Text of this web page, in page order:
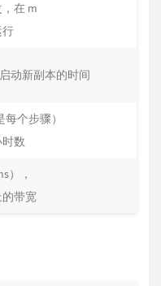
在 m
行
动新副本的时间
个步骤）
数
），
带宽